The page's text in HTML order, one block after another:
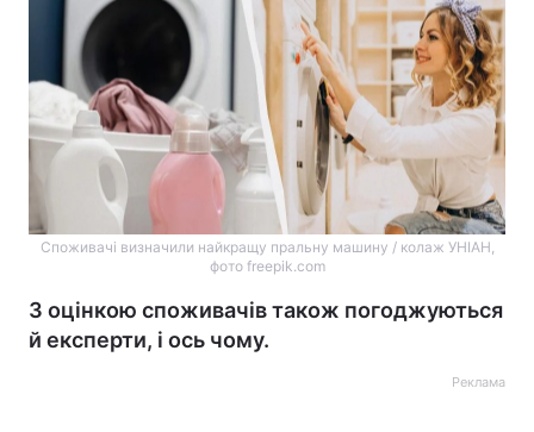
Споживачі визначили найкращу пральну машину / колаж УНІАН,
фото freepik.com
З оцінкою споживачів також погоджуються
й експерти, і ось чому.
Реклама